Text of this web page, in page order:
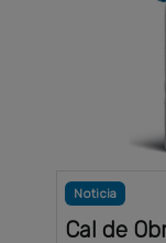
Noticia
Cal de